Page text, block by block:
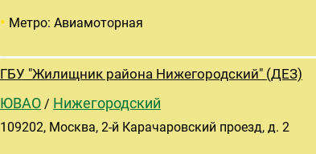
• Метро: Авиамоторная
ГБУ "Жилищник района Нижегородский" (ДЕЗ)
ЮВАО / Нижегородский
109202, Москва, 2-й Карачаровский проезд, д. 2